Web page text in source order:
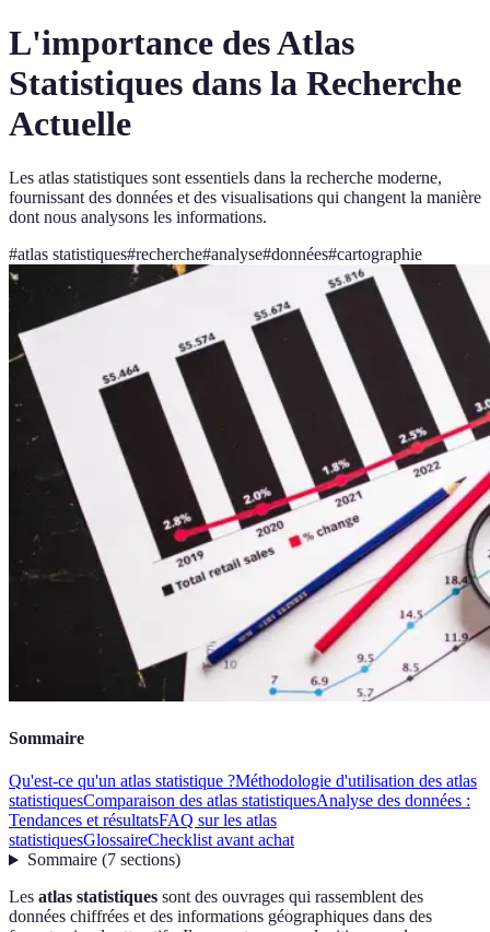
L'importance des Atlas
Statistiques dans la Recherche
Actuelle
Les atlas statistiques sont essentiels dans la recherche moderne,
fournissant des données et des visualisations qui changent la manière
dont nous analysons les informations.
#atlas statistiques#recherche#analyse#données#cartographie
Sommaire
Qu'est-ce qu'un atlas statistique ?Méthodologie d'utilisation des atlas
statistiquesComparaison des atlas statistiquesAnalyse des données :
Tendances et résultatsFAQ sur les atlas
statistiquesGlossaireChecklist avant achat
Sommaire(7 sections)
Les atlas statistiques sont des ouvrages qui rassemblent des
données chiffrées et des informations géographiques dans des